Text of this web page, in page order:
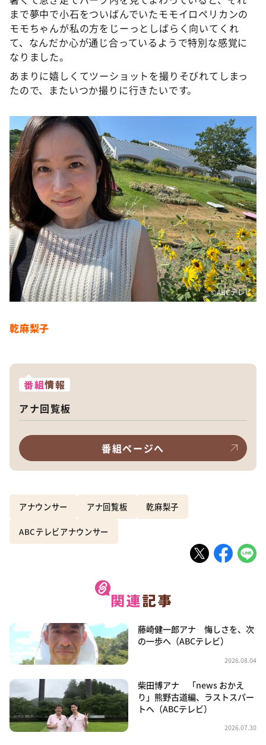
まで夢中で小石をついばんでいたモモイロペリカンの
モモちゃんが私の方をじーっとしばらく向いてくれ
て、なんだか心が通じ合っているようで特別な感覚に
なりました。
あまりに嬉しくてツーショットを撮りそびれてしまっ
たので、またいつか撮りに行きたいです。
©️ABCテレビ
乾麻梨子
番組情報
アナ回覧板
番組ページへ
アナウンサー アナ回覧板 乾麻梨子
ABCテレビアナウンサー
藤崎健一郎アナ 悔しさを、次
の一歩へ（ABCテレビ）
2026.08.04
柴田博アナ 「news おかえ
り」熊野古道編、ラストスパー
トへ（ABCテレビ）
2026.07.30